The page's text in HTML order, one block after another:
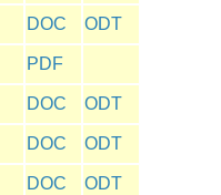
DOC ODT
PDF
DOC ODT
DOC ODT
DOC ODT